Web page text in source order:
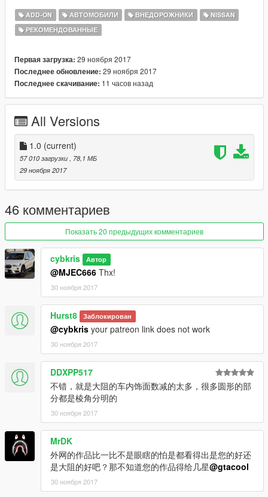
ADD-ON АВТОМОБИЛИ ВНЕДОРОЖНИКИ
NISSAN
РЕКОМЕНДОВАННЫЕ
Первая загрузка: 29 ноября 2017
Последнее обновление: 29 ноября 2017
Последнее скачивание: 11 часов назад
All Versions
1.0 (current)
57 010 загрузки
, 78,1 МБ
29 ноября 2017
46 комментариев
Показать 20 предыдущих комментариев
cybkris Автор
@MJEC666 Thx!
30 ноября 2017
Hurst8 Заблокирован
@cybkris your patreon link does not work
30 ноября 2017
DDXPP517
不错，就是大阻的车内饰面数减的太多，很多圆形的部
分都是棱角分明的
30 ноября 2017
MrDK
外网的作品比一比不是眼瞎的怕是都看得出是您的好还
是大阻的好吧？那不知道您的作品得给几星@gtacool
30 ноября 2017